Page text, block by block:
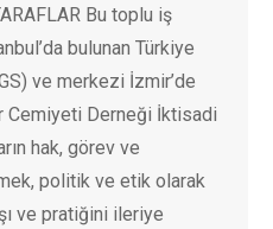
Bu toplu iş
bulunan Türkiye
ve merkezi İzmir’de
Cemiyeti Derneği İktisadi
hak, görev ve
politik ve etik olarak
ve pratiğini ileriye